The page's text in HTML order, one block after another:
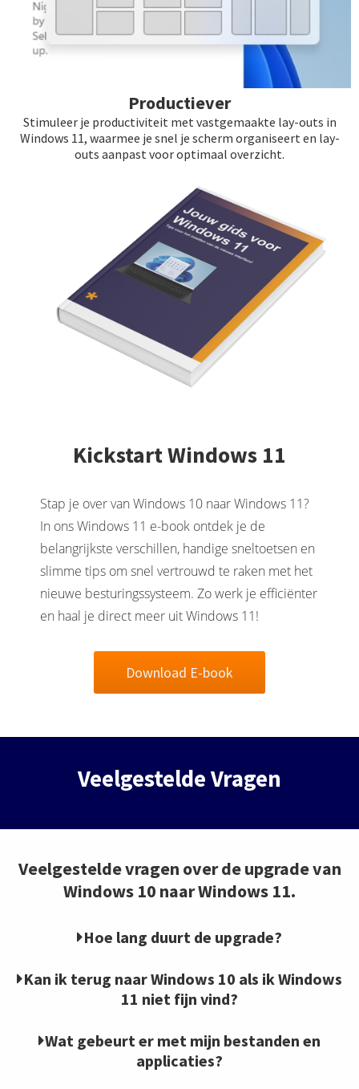
Productiever
Stimuleer je productiviteit met vastgemaakte lay-outs in
Windows 11, waarmee je snel je scherm organiseert en lay-
outs aanpast voor optimaal overzicht.
Kickstart Windows 11
Stap je over van Windows 10 naar Windows 11?
In ons Windows 11 e-book ontdek je de
belangrijkste verschillen, handige sneltoetsen en
slimme tips om snel vertrouwd te raken met het
nieuwe besturingssysteem. Zo werk je efficiënter
en haal je direct meer uit Windows 11!
Download E-book
Veelgestelde Vragen
Veelgestelde vragen over de upgrade van
Windows 10 naar Windows 11.
Hoe lang duurt de upgrade?
Kan ik terug naar Windows 10 als ik Windows
11 niet fijn vind?
Wat gebeurt er met mijn bestanden en
applicaties?